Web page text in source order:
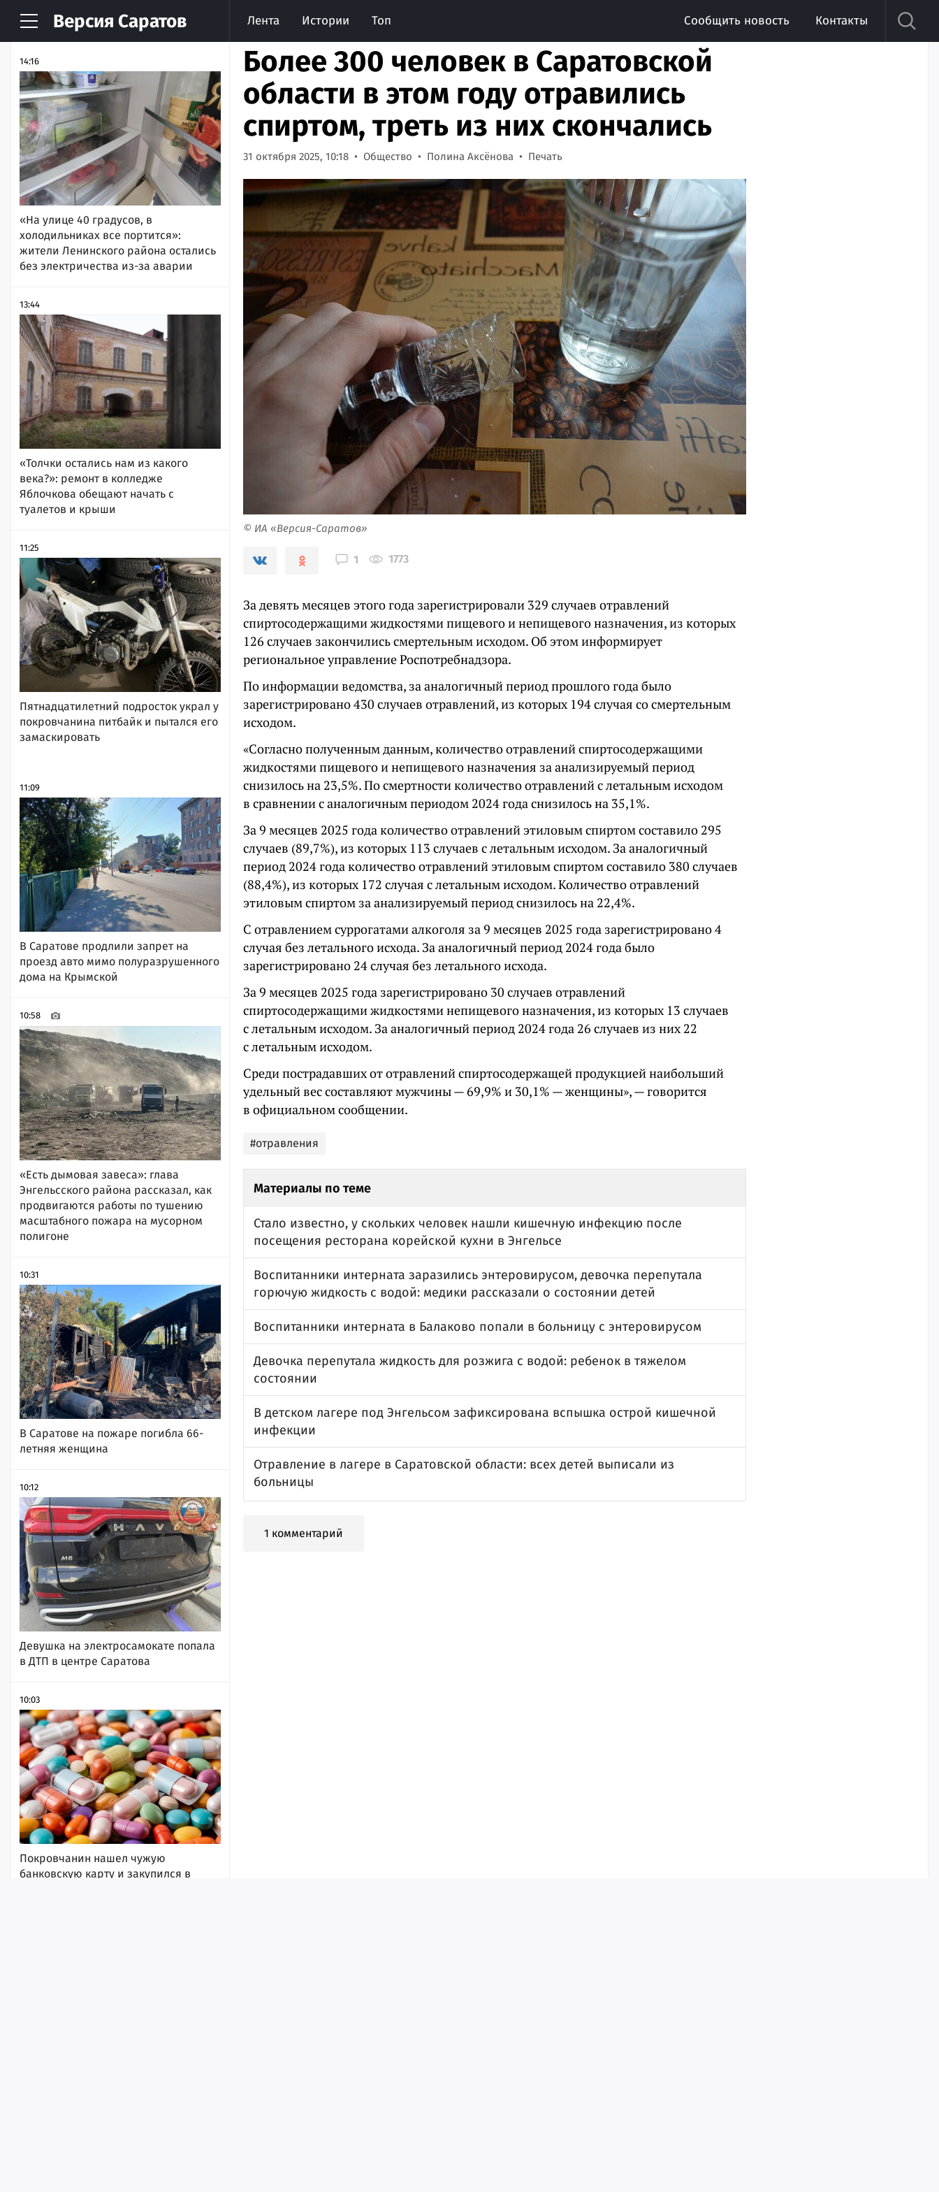
Версия Саратов Лента Истории Топ Сообщить новость Контакты
НОВОСТИ АРХИВ
14:16
«На улице 40 градусов, в
холодильниках все портится»:
жители Ленинского района остались
без электричества из-за аварии
13:44
«Толчки остались нам из какого
века?»: ремонт в колледже
Яблочкова обещают начать с
туалетов и крыши
11:25
Пятнадцатилетний подросток украл у
покровчанина питбайк и пытался его
замаскировать
11:09
В Саратове продлили запрет на
проезд авто мимо полуразрушенного
дома на Крымской
10:58
«Есть дымовая завеса»: глава
Энгельсского района рассказал, как
продвигаются работы по тушению
масштабного пожара на мусорном
полигоне
10:31
В Саратове на пожаре погибла 66-
летняя женщина
10:12
Девушка на электросамокате попала
в ДТП в центре Саратова
10:03
Покровчанин нашел чужую
банковскую карту и закупился в
Более 300 человек в Саратовской
области в этом году отравились
спиртом, треть из них скончались
31 октября 2025, 10:18 Общество Полина Аксёнова Печать
© ИА «Версия-Саратов»
1 1773
За девять месяцев этого года зарегистрировали 329 случаев отравлений
спиртосодержащими жидкостями пищевого и непищевого назначения, из которых
126 случаев закончились смертельным исходом. Об этом информирует
региональное управление Роспотребнадзора.
По информации ведомства, за аналогичный период прошлого года было
зарегистрировано 430 случаев отравлений, из которых 194 случая со смертельным
исходом.
«Согласно полученным данным, количество отравлений спиртосодержащими
жидкостями пищевого и непищевого назначения за анализируемый период
снизилось на 23,5%. По смертности количество отравлений с летальным исходом
в сравнении с аналогичным периодом 2024 года снизилось на 35,1%.
За 9 месяцев 2025 года количество отравлений этиловым спиртом составило 295
случаев (89,7%), из которых 113 случаев с летальным исходом. За аналогичный
период 2024 года количество отравлений этиловым спиртом составило 380 случаев
(88,4%), из которых 172 случая с летальным исходом. Количество отравлений
этиловым спиртом за анализируемый период снизилось на 22,4%.
С отравлением суррогатами алкоголя за 9 месяцев 2025 года зарегистрировано 4
случая без летального исхода. За аналогичный период 2024 года было
зарегистрировано 24 случая без летального исхода.
За 9 месяцев 2025 года зарегистрировано 30 случаев отравлений
спиртосодержащими жидкостями непищевого назначения, из которых 13 случаев
с летальным исходом. За аналогичный период 2024 года 26 случаев из них 22
с летальным исходом.
Среди пострадавших от отравлений спиртосодержащей продукцией наибольший
удельный вес составляют мужчины — 69,9% и 30,1% — женщины», — говорится
в официальном сообщении.
#отравления
Материалы по теме
Стало известно, у скольких человек нашли кишечную инфекцию после
посещения ресторана корейской кухни в Энгельсе
Воспитанники интерната заразились энтеровирусом, девочка перепутала
горючую жидкость с водой: медики рассказали о состоянии детей
Воспитанники интерната в Балаково попали в больницу с энтеровирусом
Девочка перепутала жидкость для розжига с водой: ребенок в тяжелом
состоянии
В детском лагере под Энгельсом зафиксирована вспышка острой кишечной
инфекции
Отравление в лагере в Саратовской области: всех детей выписали из
больницы
1 комментарий